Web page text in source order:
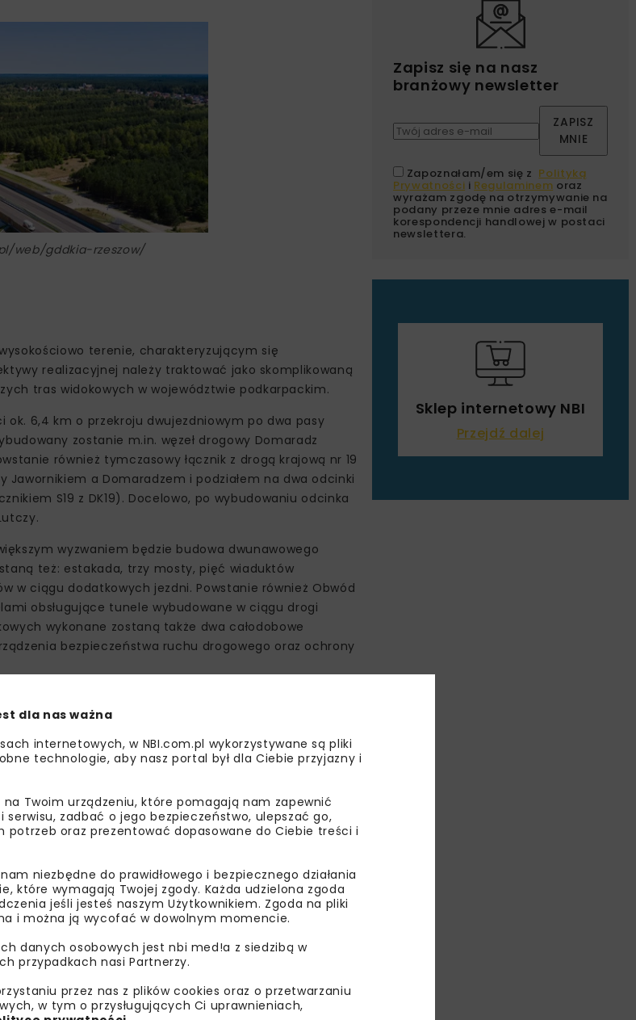
web/gddkia-rzeszow/
terenie, charakteryzującym się
realizacyjnej należy traktować jako skomplikowaną
tras widokowych w województwie podkarpackim.
ok. 6,4 km o przekroju dwujezdniowym po dwa pasy
zostanie m.in. węzeł drogowy Domaradz
również tymczasowy łącznik z drogą krajową nr 19
a Domaradzem i podziałem na dwa odcinki
S19 z DK19). Docelowo, po wybudowaniu odcinka
wyzwaniem będzie budowa dwunawowego
też: estakada, trzy mosty, pięć wiaduktów
w ciągu dodatkowych jezdni. Powstanie również Obwód
obsługujące tunele wybudowane w ciągu drogi
wykonane zostaną także dwa całodobowe
bezpieczeństwa ruchu drogowego oraz ochrony
w ciągu 53 miesięcy od daty podpisania umowy.
Krajowych i finansowane z budżetu państwa.
teren o skomplikowanej budowie geologicznej, jakim
Zapisz się na nasz
branżowy newsletter
ZAPISZ
MNIE
Zapoznałam/em się z Polityką
Prywatności i Regulaminem oraz
wyrażam zgodę na otrzymywanie na
podany przeze mnie adres e-mail
korespondencji handlowej w postaci
newslettera.
Sklep internetowy NBI
Przejdź dalej
dla nas ważna
internetowych, w NBI.com.pl wykorzystywane są pliki
technologie, aby nasz portal był dla Ciebie przyjazny i
Twoim urządzeniu, które pomagają nam zapewnić
serwisu, zadbać o jego bezpieczeństwo, ulepszać go,
potrzeb oraz prezentować dopasowane do Ciebie treści i
niezbędne do prawidłowego i bezpiecznego działania
które wymagają Twojej zgody. Każda udzielona zgoda
jeśli jesteś naszym Użytkownikiem. Zgoda na pliki
i można ją wycofać w dowolnym momencie.
danych osobowych jest nbi med!a z siedzibą w
przypadkach nasi Partnerzy.
przez nas z plików cookies oraz o przetwarzaniu
w tym o przysługujących Ci uprawnieniach,